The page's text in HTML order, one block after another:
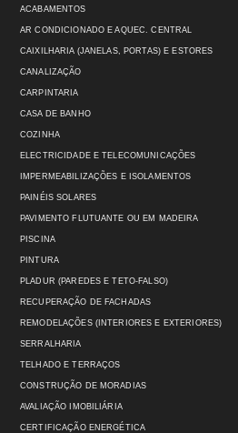
ACABAMENTOS
AR CONDICIONADO E AQUEC. CENTRAL
CAIXILHARIA (JANELAS, PORTAS) E ESTORES
CANALIZAÇÃO
CARPINTARIA
CASA DE BANHO
COZINHA
ELECTRICIDADE E TELECOMUNICAÇÕES
IMPERMEABILIZAÇÕES E ISOLAMENTOS
PAINÉIS SOLARES
PAVIMENTO FLUTUANTE OU EM MADEIRA
PISCINA
PINTURA
PLADUR (PAREDES E TETO-FALSO)
RECUPERAÇÃO DE FACHADAS
REMODELAÇÕES (INTERIORES E EXTERIORES)
SERRALHARIA
TELHADO E TERRAÇOS
CONSTRUÇÃO DE MORADIAS
AVALIAÇÃO IMOBILIÁRIA
CERTIFICAÇÃO ENERGÉTICA